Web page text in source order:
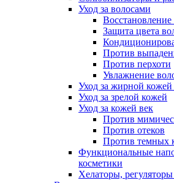
Уход за волосами
Восстановление
Защита цвета
Против
Против перхоти
Увлажнение
Уход за жирной
Уход за зрелой кожей
Уход за кожей век
Против
Против отеков
Против темных
Функциональные
косметики
Хелаторы,